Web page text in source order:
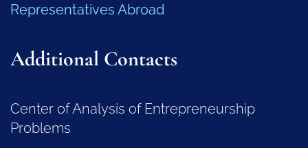
Representatives Abroad
Additional Contacts
Center of Analysis of Entrepreneurship
Problems